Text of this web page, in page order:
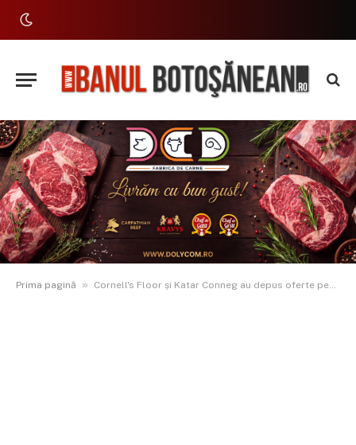
Prima pagină » Cornell's Floor și Katar Conneg au depus oferte pentru spitalul de 20 milioane euro de la Darabani